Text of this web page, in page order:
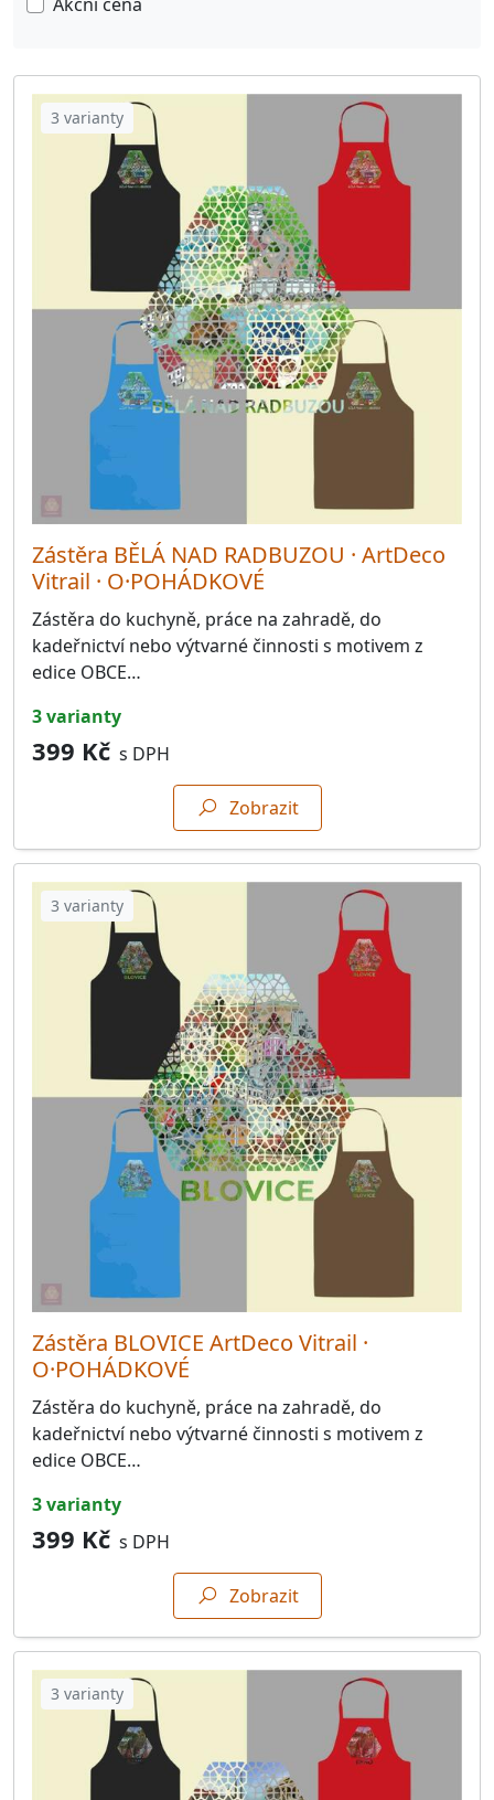
Yoyo & Kendama
Polokošile O·POHÁDKOVÉ 1340
Zástěry O·POHÁDKOVÉ
téma | Srdce
téma | ČarKód - Made in
téma | ArtDeco Vitrail
Produkty dle Obce/Města
Knihy O·POHÁDKOVÉ
Dárkové poukazy
3 varianty
Zástěra BĚLÁ NAD RADBUZOU · ArtDeco
Vitrail · O·POHÁDKOVÉ
Zástěra do kuchyně, práce na zahradě, do
kadeřnictví nebo výtvarné činnosti s motivem z
edice OBCE…
3 varianty
399 Kč s DPH
Zobrazit
3 varianty
Zástěra BLOVICE ArtDeco Vitrail ·
O·POHÁDKOVÉ
Zástěra do kuchyně, práce na zahradě, do
kadeřnictví nebo výtvarné činnosti s motivem z
edice OBCE…
3 varianty
399 Kč s DPH
Zobrazit
3 varianty